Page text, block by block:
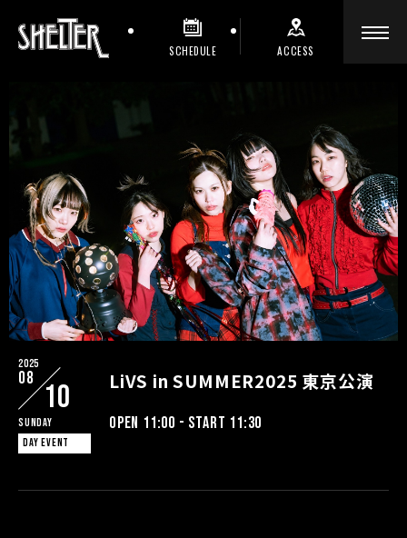
SCHEDULE ACCESS
2025
08
10
Sunday
DAY EVENT
LiVS in SUMMER2025 東京公演
OPEN 11:00 - START 11:30